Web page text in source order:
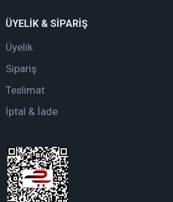
ÜYELİK & SİPARİŞ
Üyelik
Sipariş
Teslimat
İptal & İade